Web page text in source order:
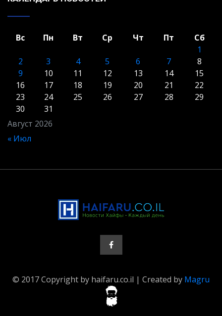
Август 2026
Вс Пн Вт Ср Чт Пт
Сб
1
2
3 4 5 6 7
8
9
10 11 12 13 14
15
16
17 18 19 20 21
22
23
24 25 26 27 28
29
30
31
« Июл
© 2017 Copyright by haifaru.co.il | Created by Magru